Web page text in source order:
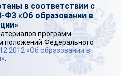
в соответствии с
«Об образовании в
программ
положений Федерального
«Об образовании в